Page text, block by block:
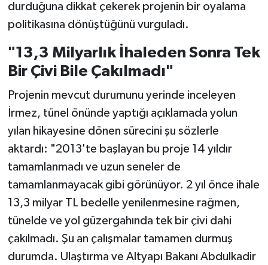
durduğuna dikkat çekerek projenin bir oyalama
politikasına dönüştüğünü vurguladı.
"13,3 Milyarlık İhaleden Sonra Tek
Bir Çivi Bile Çakılmadı"
Projenin mevcut durumunu yerinde inceleyen
İrmez, tünel önünde yaptığı açıklamada yolun
yılan hikayesine dönen sürecini şu sözlerle
aktardı: "2013'te başlayan bu proje 14 yıldır
tamamlanmadı ve uzun seneler de
tamamlanmayacak gibi görünüyor. 2 yıl önce ihale
13,3 milyar TL bedelle yenilenmesine rağmen,
tünelde ve yol güzergahında tek bir çivi dahi
çakılmadı. Şu an çalışmalar tamamen durmuş
durumda. Ulaştırma ve Altyapı Bakanı Abdulkadir